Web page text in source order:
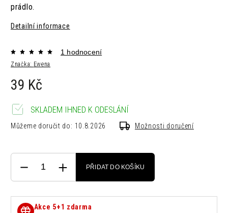
prádlo.
Detailní informace
Značka: Ewena
1 hodnocení
39 Kč
SKLADEM IHNED K ODESLÁNÍ
Můžeme doručit do: 10.8.2026 Možnosti doručení
PŘIDAT DO KOŠÍKU
Akce 5+1 zdarma